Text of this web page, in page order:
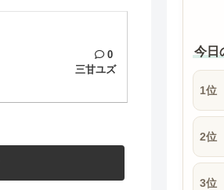
0
三甘ユズ
今日
1位
2位
3位